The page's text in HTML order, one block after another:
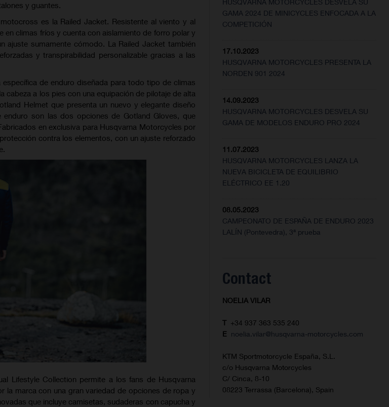
y guantes.
es la Railed Jacket. Resistente al viento y al
en climas fríos y cuenta con aislamiento de forro polar y
ajuste sumamente cómodo. La Railed Jacket también
y transpirabilidad personalizable gracias a las
de enduro diseñada para todo tipo de climas
a los pies con una equipación de pilotaje de alta
Helmet que presenta un nuevo y elegante diseño
son las dos opciones de Gotland Gloves, que
en exclusiva para Husqvarna Motorcycles por
contra los elementos, con un ajuste reforzado
Lifestyle Collection permite a los fans de Husqvarna
la marca con una gran variedad de opciones de ropa y
que incluye camisetas, sudaderas con capucha y
GAMA 2024 DE MINICYCLES ENFOCADA A LA
COMPETICIÓN
17.10.2023
HUSQVARNA MOTORCYCLES PRESENTA LA
NORDEN 901 2024
14.09.2023
HUSQVARNA MOTORCYCLES DESVELA SU
GAMA DE MODELOS ENDURO PRO 2024
11.07.2023
HUSQVARNA MOTORCYCLES LANZA LA
NUEVA BICICLETA DE EQUILIBRIO
ELÉCTRICO EE 1.20
08.05.2023
CAMPEONATO DE ESPAÑA DE ENDURO 2023
LALÍN (Pontevedra), 3ª prueba
Contact
NOELIA VILAR
T +34 937 363 535 240
E noelia.vilar@husqvarna-motorcycles.com
KTM Sportmotorcycle España, S.L.
c/o Husqvarna Motorcycles
C/ Cinca, 8-10
08223 Terrassa (Barcelona), Spain